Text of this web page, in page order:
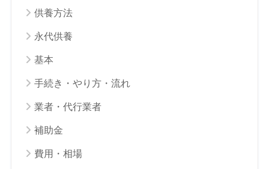
供養方法
永代供養
基本
手続き・やり方・流れ
業者・代行業者
補助金
費用・相場